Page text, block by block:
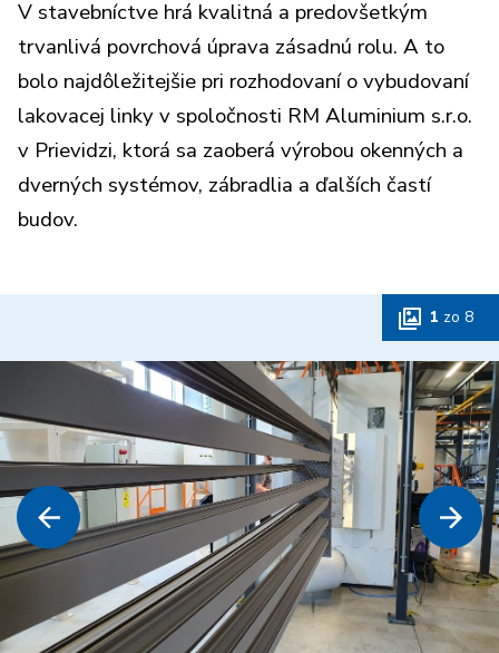
V stavebníctve hrá kvalitná a predovšetkým
trvanlivá povrchová úprava zásadnú rolu. A to
bolo najdôležitejšie pri rozhodovaní o vybudovaní
lakovacej linky v spoločnosti RM Aluminium s.r.o.
v Prievidzi, ktorá sa zaoberá výrobou okenných a
dverných systémov, zábradlia a ďalších častí
budov.
1 zo 8